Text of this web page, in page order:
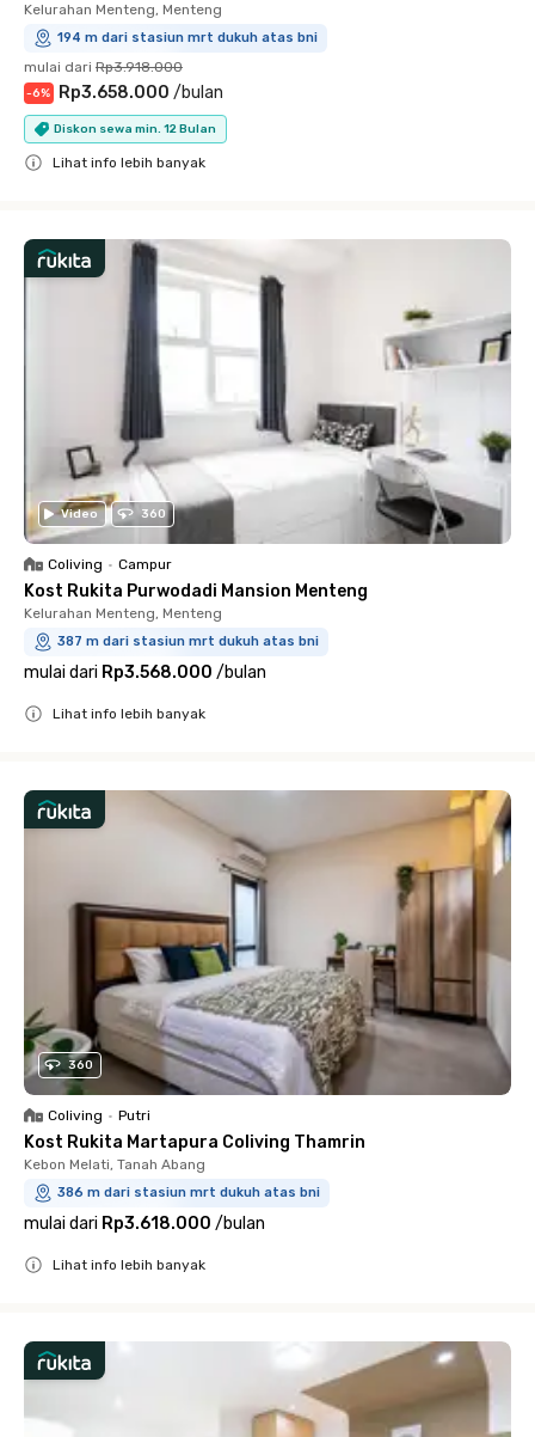
Kelurahan Menteng, Menteng
194 m dari stasiun mrt dukuh atas bni
mulai dari Rp3.918.000
-6% Rp3.658.000 /bulan
Diskon sewa min. 12 Bulan
Lihat info lebih banyak
Video 360
Coliving • Campur
Kost Rukita Purwodadi Mansion Menteng
Kelurahan Menteng, Menteng
387 m dari stasiun mrt dukuh atas bni
mulai dari Rp3.568.000 /bulan
Lihat info lebih banyak
360
Coliving • Putri
Kost Rukita Martapura Coliving Thamrin
Kebon Melati, Tanah Abang
386 m dari stasiun mrt dukuh atas bni
mulai dari Rp3.618.000 /bulan
Lihat info lebih banyak